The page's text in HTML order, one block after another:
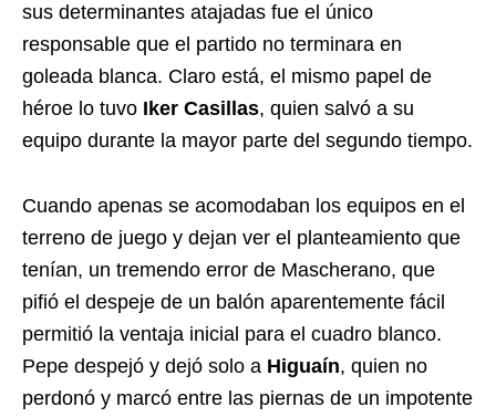
sus determinantes atajadas fue el único
responsable que el partido no terminara en
goleada blanca. Claro está, el mismo papel de
héroe lo tuvo Iker Casillas, quien salvó a su
equipo durante la mayor parte del segundo tiempo.
Cuando apenas se acomodaban los equipos en el
terreno de juego y dejan ver el planteamiento que
tenían, un tremendo error de Mascherano, que
pifió el despeje de un balón aparentemente fácil
permitió la ventaja inicial para el cuadro blanco.
Pepe despejó y dejó solo a Higuaín, quien no
perdonó y marcó entre las piernas de un impotente